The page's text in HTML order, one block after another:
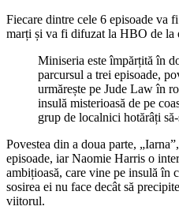
Fiecare dintre cele 6 episoade
marți și va fi difuzat la HBO de la
Miniseria este împărțită în
parcursul a trei episoade,
urmărește pe Jude Law în
insulă misterioasă de pe
grup de localnici hotărâți
Povestea din a doua parte,
episoade, iar Naomie Harris o
ambițioasă, care vine pe insulă în
sosirea ei nu face decât să
viitorul.